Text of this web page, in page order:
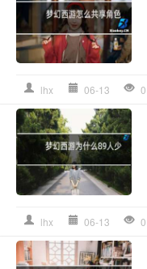
lhx 06-13 0
lhx 06-13 0